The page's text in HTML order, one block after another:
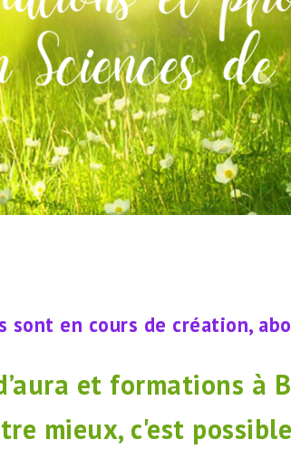
en cours de création,
et formations à
mieux, c'est